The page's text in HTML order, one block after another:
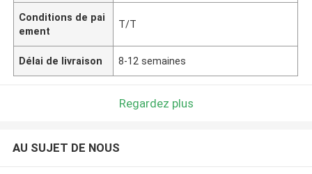
Conditions de pai
ement
T/T
Délai de livraison 8-12 semaines
Regardez plus
AU SUJET DE NOUS